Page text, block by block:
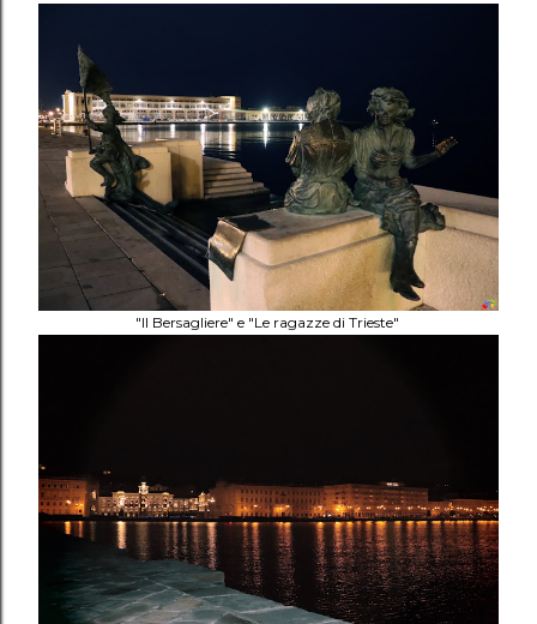
"Il Bersagliere" e "Le ragazze di Trieste"